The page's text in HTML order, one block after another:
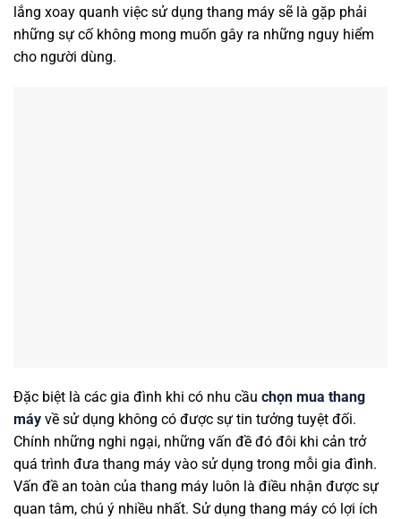
lắng xoay quanh việc sử dụng thang máy sẽ là gặp phải
những sự cố không mong muốn gây ra những nguy hiểm
cho người dùng.
Đặc biệt là các gia đình khi có nhu cầu chọn mua thang
máy về sử dụng không có được sự tin tưởng tuyệt đối.
Chính những nghi ngại, những vấn đề đó đôi khi cản trở
quá trình đưa thang máy vào sử dụng trong mỗi gia đình.
Vấn đề an toàn của thang máy luôn là điều nhận được sự
quan tâm, chú ý nhiều nhất. Sử dụng thang máy có lợi ích